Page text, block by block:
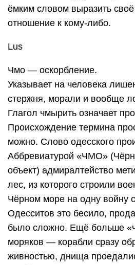
ёмким словом выразить
отношение к кому-либо.
Lus
Чмо — оскорбление.
Указывает на человека
стержня, морали и вообще
Глагол чмырить означает
Происхождение термина
можно. Слово одесского
Аббревиатурой «ЧМО»
объект) адмиралтейство
лес, из которого строили
Чёрном море на одну войну
Одесситов это бесило,
было сложно. Ещё больше
моряков — корабли сразу
живностью, днища